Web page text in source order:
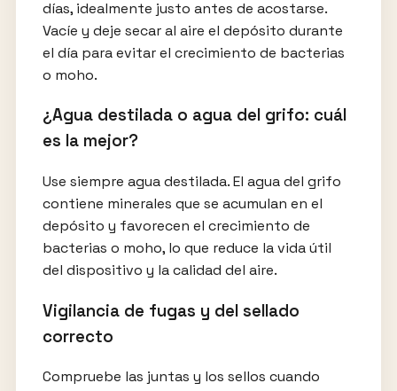
días, idealmente justo antes de acostarse.
Vacíe y deje secar al aire el depósito durante
el día para evitar el crecimiento de bacterias
o moho.
¿Agua destilada o agua del grifo: cuál
es la mejor?
Use siempre agua destilada. El agua del grifo
contiene minerales que se acumulan en el
depósito y favorecen el crecimiento de
bacterias o moho, lo que reduce la vida útil
del dispositivo y la calidad del aire.
Vigilancia de fugas y del sellado
correcto
Compruebe las juntas y los sellos cuando